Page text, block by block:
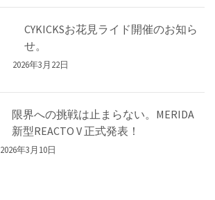
CYKICKSお花見ライド開催のお知ら
せ。
2026年3月22日
限界への挑戦は止まらない。MERIDA
新型REACTO V 正式発表！
2026年3月10日